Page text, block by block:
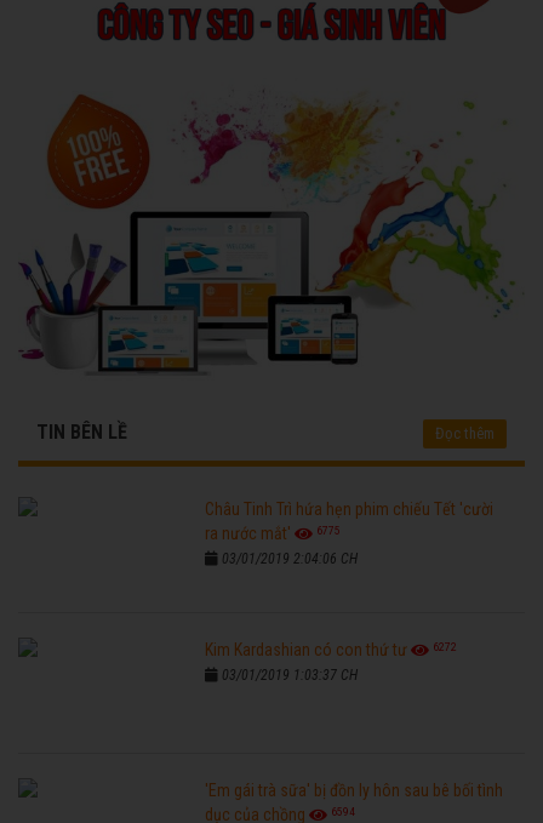
TIN BÊN LỀ Đọc thêm
Châu Tinh Trì hứa hẹn phim chiếu Tết 'cười
ra nước mắt'
6775
03/01/2019 2:04:06 CH
Kim Kardashian có con thứ tư 6272
03/01/2019 1:03:37 CH
'Em gái trà sữa' bị đồn ly hôn sau bê bối tình
dục của chồng
6594